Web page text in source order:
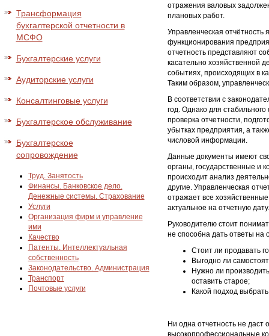
Трансформация
бухгалтерской отчетности в
МСФО
Бухгалтерские услуги
Аудиторские услуги
Консалтинговые услуги
Бухгалтерское обслуживание
Бухгалтерское
сопровождение
Труд. Занятость
Финансы. Банковское дело.
Денежные системы. Страхование
Услуги
Организация фирм и управление
ими
Качество
Патенты. Интеллектуальная
собственность
Законодательство. Администрация
Транспорт
Почтовые услуги
отражения валовых
плановых работ.
Управленческая
функционирования
отчетность представляют
касательно хозяйственной
событиях, происходящих в
Таким образом,
В соответствии с
год. Однако для
проверка отчетности,
убытках предприятия, а
числовой информации.
Данные документы имеют
органы, государственные и
происходит анализ
другие. Управленческая
отражает все
актуальное на отчетную дату.
Руководителю стоит
не способна дать ответы
Стоит ли продавать
Выгодно ли
Нужно ли
оставить старое;
Какой подход
Ни одна отчетность не
высокопрофессиональные